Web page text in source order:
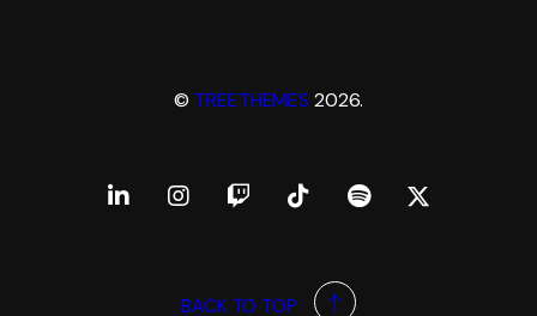
© TREETHEMES 2026.
BACK TO TOP